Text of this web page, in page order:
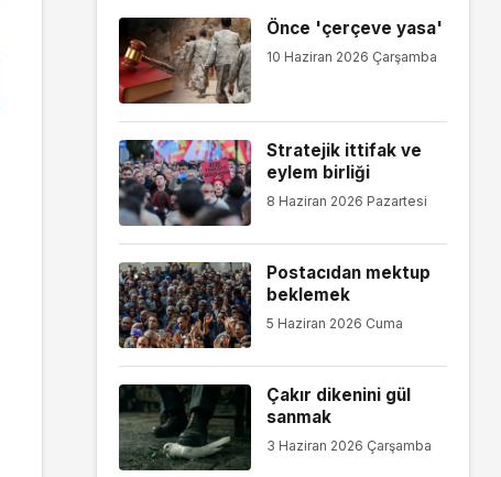
Önce 'çerçeve yasa'
10 Haziran 2026 Çarşamba
Stratejik ittifak ve
eylem birliği
8 Haziran 2026 Pazartesi
Postacıdan mektup
beklemek
5 Haziran 2026 Cuma
Çakır dikenini gül
sanmak
3 Haziran 2026 Çarşamba